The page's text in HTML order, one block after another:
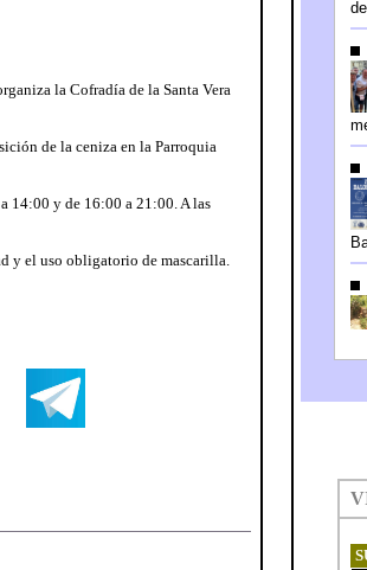
la Cofradía de la Santa Vera
de la ceniza en la Parroquia
14:00 y de 16:00 a 21:00. A las
y el uso obligatorio de mascarilla.